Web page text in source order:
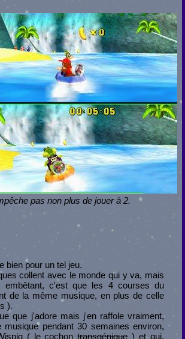
pas non plus de jouer à 2.
bien pour un tel jeu.
collent avec le monde qui y va, mais
c'est que les 4 courses du
de la même musique, en plus de celle
).
que j'adore mais j'en raffole vraiment,
musique pendant 30 semaines environ,
( le cochontransgénique) et qui,